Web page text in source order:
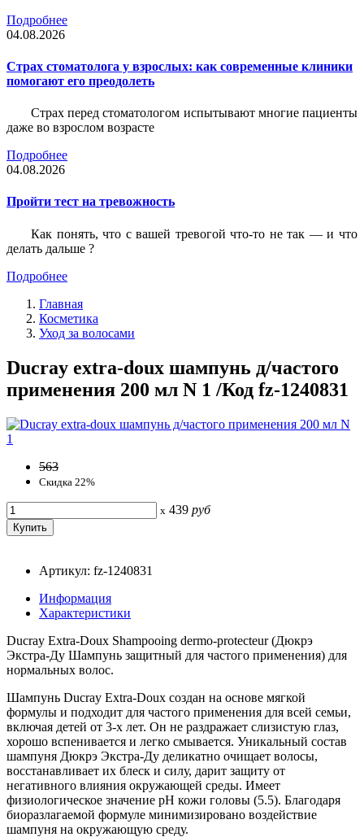
Подробнее
04.08.2026
Страх стоматолога у взрослых: как современные клиники
помогают его преодолеть
Страх перед стоматологом испытывают многие пациенты
даже во взрослом возрасте
Подробнее
04.08.2026
Пройти тест на тревожность
Как понять, что с вашей тревогой что-то не так — и что
делать дальше ?
Подробнее
Главная
Косметика
Уход за волосами
Ducray extra-doux шампунь д/частого
применения 200 мл N 1 /Код fz-1240831
563
Скидка 22%
x 439 руб
Артикул: fz-1240831
Информация
Характеристики
Ducray Extra-Doux Shampooing dermo-protecteur (Дюкрэ
Экстра-Ду Шампунь защитный для частого применения) для
нормальных волос.
Шампунь Ducray Extra-Doux создан на основе мягкой
формулы и подходит для частого применения для всей семьи,
включая детей от 3-х лет. Он не раздражает слизистую глаз,
хорошо вспенивается и легко смывается. Уникальный состав
шампуня Дюкрэ Экстра-Ду деликатно очищает волосы,
восстанавливает их блеск и силу, дарит защиту от
негативного влияния окружающей среды. Имеет
физиологическое значение рН кожи головы (5.5). Благодаря
биоразлагаемой формуле минимизировано воздействие
шампуня на окружающую среду.